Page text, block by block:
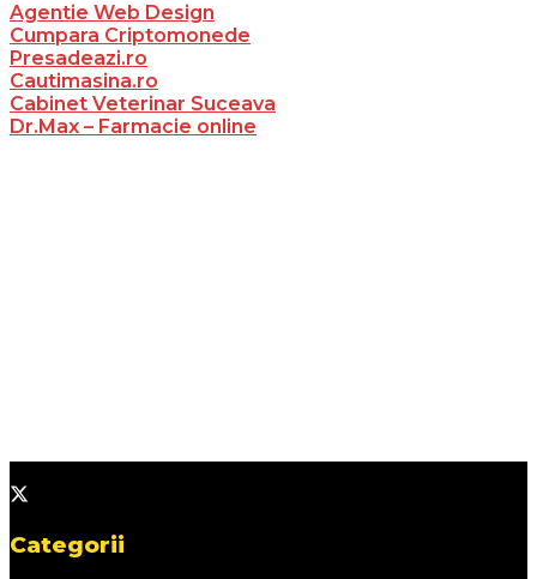
Agentie Web Design
Cumpara Criptomonede
Presadeazi.ro
Cautimasina.ro
Cabinet Veterinar Suceava
Dr.Max – Farmacie online
Categorii